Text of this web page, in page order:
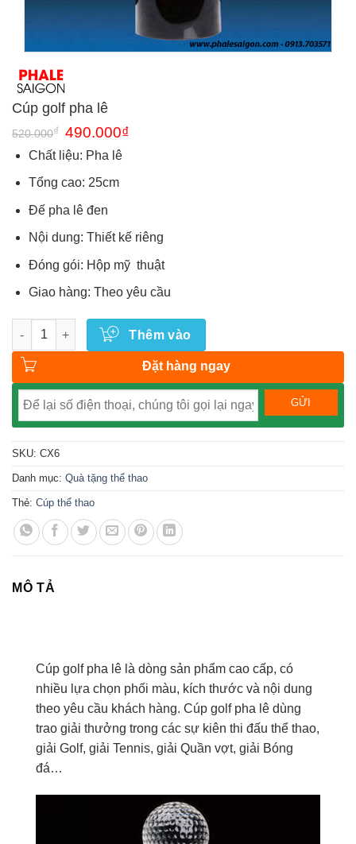
Cúp golf pha lê
520.000₫
Giá
gốc
là:
520.000₫.
490.000₫
Chất liệu: Pha lê
Tổng cao: 25cm
Đế pha lê đen
Nội dung: Thiết kế riêng
Đóng gói: Hộp mỹ thuật
Giao hàng: Theo yêu cầu
Số lượng
Thêm vào
Đặt hàng ngay
SKU: CX6
Danh mục: Quà tặng thể thao
Thẻ: Cúp thể thao
MÔ TẢ
Cúp golf pha lê là dòng sản phẩm cao cấp, có
nhiều lựa chọn phối màu, kích thước và nội dung
theo yêu cầu khách hàng. Cúp golf pha lê dùng
trao giải thưởng trong các sự kiên thi đấu thể thao,
giải Golf, giải Tennis, giải Quần vợt, giải Bóng
đá…